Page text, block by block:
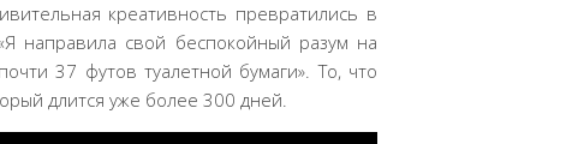
креативность превратились в
направила свой беспокойный разум на
37 футов туалетной бумаги». То, что
длится уже более 300 дней.